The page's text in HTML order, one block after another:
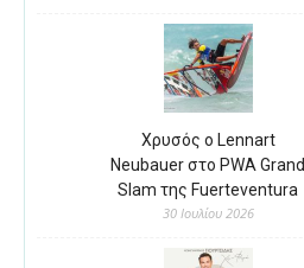
Χρυσός ο Lennart
Neubauer στο PWA Grand
Slam της Fuerteventura
30 Ιουλίου 2026